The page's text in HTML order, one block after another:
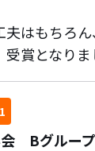
夫はもちろ
賞となりま
Bグループ